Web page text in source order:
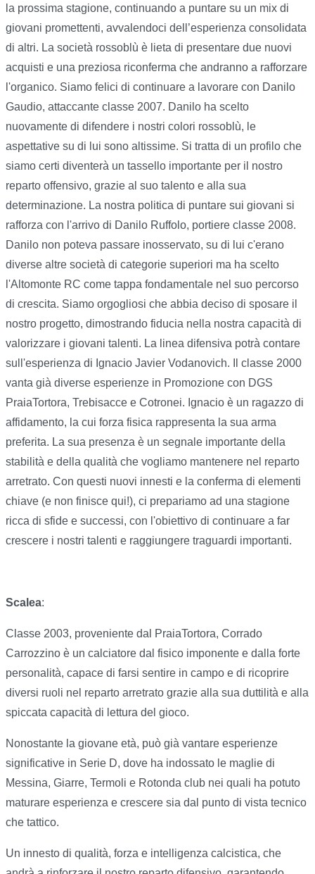
la prossima stagione, continuando a puntare su un mix di
giovani promettenti, avvalendoci dell’esperienza consolidata
di altri. La società rossoblù è lieta di presentare due nuovi
acquisti e una preziosa riconferma che andranno a rafforzare
l'organico. Siamo felici di continuare a lavorare con Danilo
Gaudio, attaccante classe 2007. Danilo ha scelto
nuovamente di difendere i nostri colori rossoblù, le
aspettative su di lui sono altissime. Si tratta di un profilo che
siamo certi diventerà un tassello importante per il nostro
reparto offensivo, grazie al suo talento e alla sua
determinazione. La nostra politica di puntare sui giovani si
rafforza con l'arrivo di Danilo Ruffolo, portiere classe 2008.
Danilo non poteva passare inosservato, su di lui c'erano
diverse altre società di categorie superiori ma ha scelto
l'Altomonte RC come tappa fondamentale nel suo percorso
di crescita. Siamo orgogliosi che abbia deciso di sposare il
nostro progetto, dimostrando fiducia nella nostra capacità di
valorizzare i giovani talenti. La linea difensiva potrà contare
sull'esperienza di Ignacio Javier Vodanovich. Il classe 2000
vanta già diverse esperienze in Promozione con DGS
PraiaTortora, Trebisacce e Cotronei. Ignacio è un ragazzo di
affidamento, la cui forza fisica rappresenta la sua arma
preferita. La sua presenza è un segnale importante della
stabilità e della qualità che vogliamo mantenere nel reparto
arretrato. Con questi nuovi innesti e la conferma di elementi
chiave (e non finisce qui!), ci prepariamo ad una stagione
ricca di sfide e successi, con l'obiettivo di continuare a far
crescere i nostri talenti e raggiungere traguardi importanti.
Scalea:
Classe 2003, proveniente dal PraiaTortora, Corrado
Carrozzino è un calciatore dal fisico imponente e dalla forte
personalità, capace di farsi sentire in campo e di ricoprire
diversi ruoli nel reparto arretrato grazie alla sua duttilità e alla
spiccata capacità di lettura del gioco.
Nonostante la giovane età, può già vantare esperienze
significative in Serie D, dove ha indossato le maglie di
Messina, Giarre, Termoli e Rotonda club nei quali ha potuto
maturare esperienza e crescere sia dal punto di vista tecnico
che tattico.
Un innesto di qualità, forza e intelligenza calcistica, che